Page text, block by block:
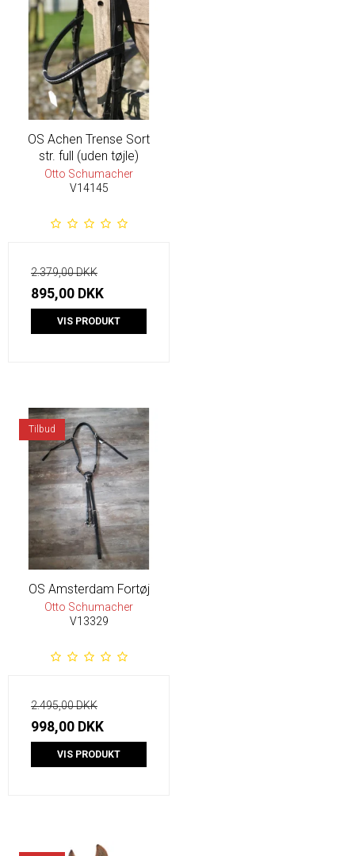
OS Achen Trense Sort
str. full (uden tøjle)
Otto Schumacher
V14145
2.379,00 DKK
895,00 DKK
VIS PRODUKT
Tilbud
OS Amsterdam Fortøj
Otto Schumacher
V13329
2.495,00 DKK
998,00 DKK
VIS PRODUKT